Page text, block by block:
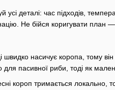
деталі: час підходів,
Не бійся коригувати план —
швидко насичує коропа,
пасивної риби, тоді як
короп тримається